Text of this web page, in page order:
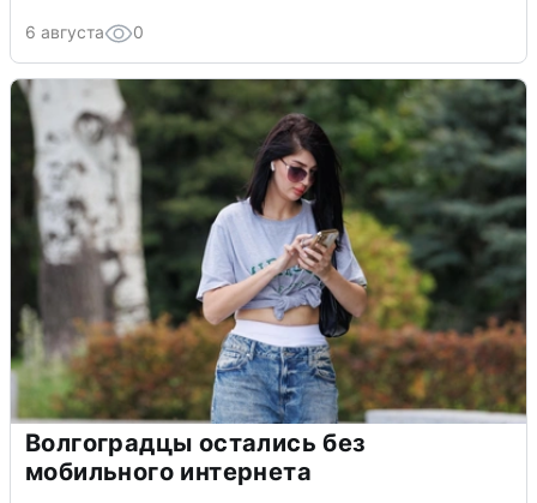
6 августа 0
Волгоградцы остались без
мобильного интернета